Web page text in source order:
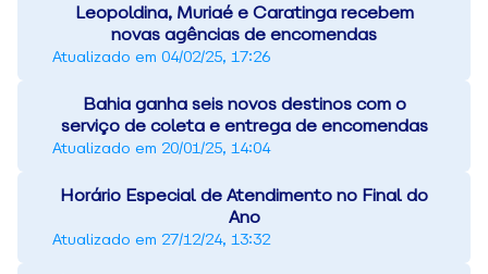
Leopoldina, Muriaé e Caratinga recebem
novas agências de encomendas
Atualizado em 04/02/25, 17:26
Bahia ganha seis novos destinos com o
serviço de coleta e entrega de encomendas
Atualizado em 20/01/25, 14:04
Horário Especial de Atendimento no Final do
Ano
Atualizado em 27/12/24, 13:32